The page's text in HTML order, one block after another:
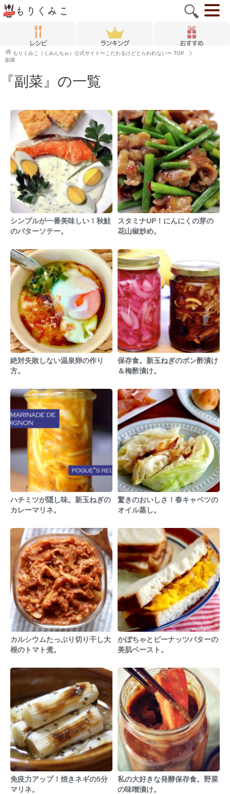
もりくみこ（くみんちゅ）公式サイト〜こだわるけどとらわれない〜 TOP
副菜
『副菜』の一覧
シンプルが一番美味しい！秋鮭
のバターソテー。
スタミナUP！にんにくの芽の
花山椒炒め。
絶対失敗しない温泉卵の作り
方。
保存食。新玉ねぎのポン酢漬け
＆梅酢漬け。
ハチミツが隠し味。新玉ねぎの
カレーマリネ。
驚きのおいしさ！春キャベツの
オイル蒸し。
カルシウムたっぷり切り干し大
根のトマト煮。
かぼちゃとピーナッツバターの
美肌ペースト。
免疫力アップ！焼きネギの5分
マリネ。
私の大好きな発酵保存食。野菜
の味噌漬け。